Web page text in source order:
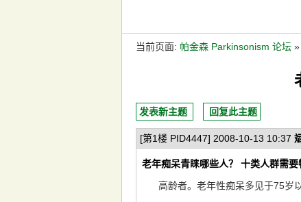
当前页面: 帕金森 Parkinsonism 论坛 »
发表新主题 回复此主题
[第1楼 PID4447] 2008-10-13 10:37
老年痴呆青睐哪些人？ 十类人群需要
高龄者。老年性痴呆多见于75岁以